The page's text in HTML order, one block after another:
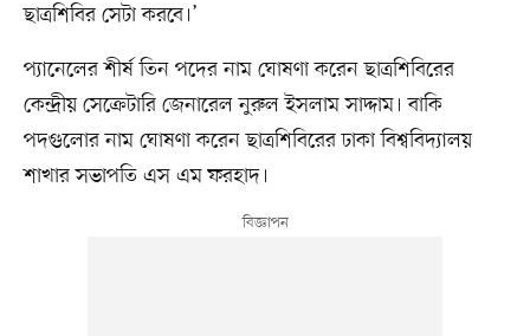
ছাত্রশিবির সেটা করবে।’
প্যানেলের শীর্ষ তিন পদের নাম ঘোষণা করেন ছাত্রশিবিরের
কেন্দ্রীয় সেক্রেটারি জেনারেল নুরুল ইসলাম সাদ্দাম। বাকি
পদগুলোর নাম ঘোষণা করেন ছাত্রশিবিরের ঢাকা বিশ্ববিদ্যালয়
শাখার সভাপতি এস এম ফরহাদ।